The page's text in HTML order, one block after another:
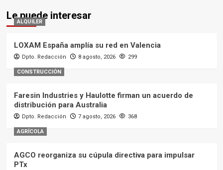
Le puede interesar
ALQUILER
LOXAM España amplía su red en Valencia
Dpto. Redacción 8 agosto, 2026 299
CONSTRUCCIÓN
Faresin Industries y Haulotte firman un acuerdo de
distribución para Australia
Dpto. Redacción 7 agosto, 2026 368
AGRÍCOLA
AGCO reorganiza su cúpula directiva para impulsar
PTx